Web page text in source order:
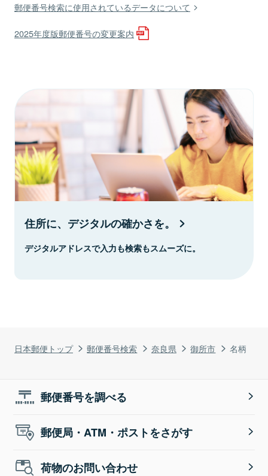
日本郵便トップ 郵便番号検索 奈良県 御所市 名柄
郵便番号検索に使用されているデータについて
2025年度版郵便番号の変更案内
住所に、デジタルの確かさを。
デジタルアドレスで入力も検索もスムーズに。
郵便番号を調べる
郵便局・ATM・ポストをさがす
荷物のお問い合わせ